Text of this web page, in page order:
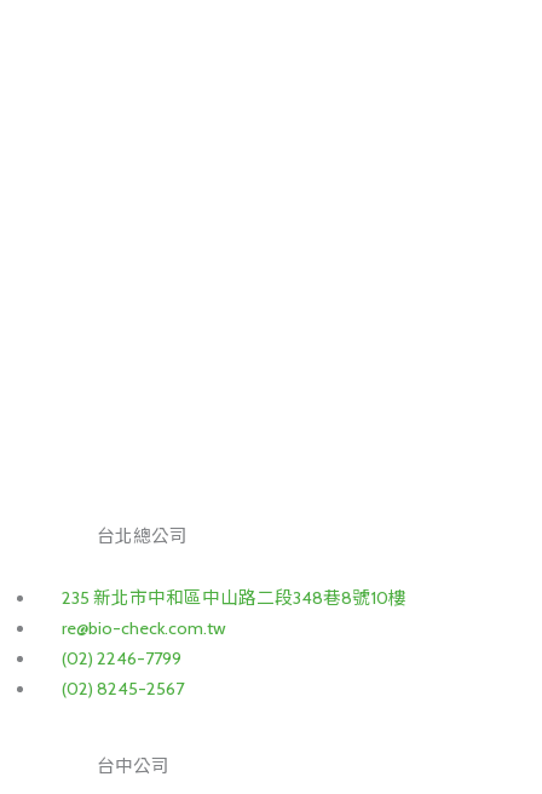
台北總公司
235 新北市中和區中山路二段348巷8號10樓
re@bio-check.com.tw
(02) 2246-7799
(02) 8245-2567
台中公司